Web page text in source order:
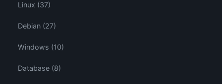
Linux (37)
Debian (27)
Windows (10)
Database (8)